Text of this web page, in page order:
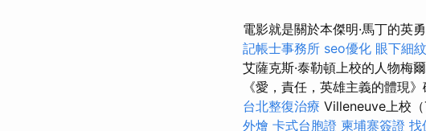
電影就是關於本傑明·馬丁的英
記帳士事務所 seo優化 眼下細
艾薩克斯·泰勒頓上校的人物梅
《愛，責任，英雄主義的體現
台北整復治療 Villeneuve上校
外燴 卡式台胞證 柬埔寨簽證 找